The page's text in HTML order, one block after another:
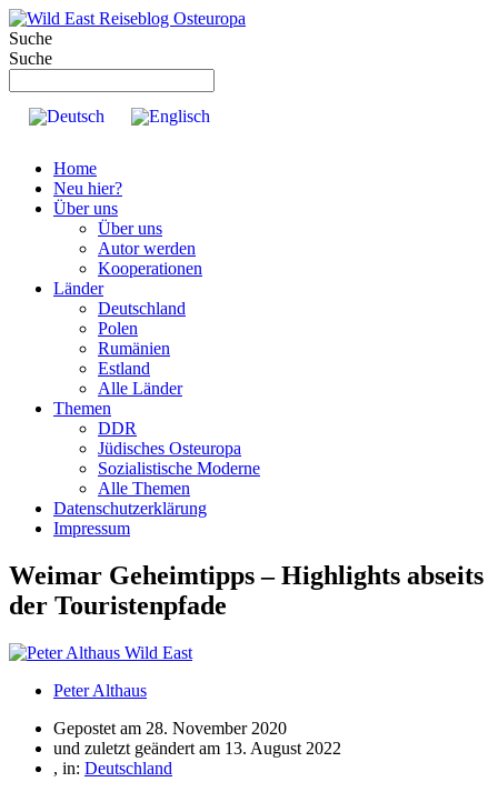
Zum
Inhalt
springen
Suche
Suche
Home
Neu hier?
Über uns
Über uns
Autor werden
Kooperationen
Länder
Deutschland
Polen
Rumänien
Estland
Alle Länder
Themen
DDR
Jüdisches Osteuropa
Sozialistische Moderne
Alle Themen
Datenschutzerklärung
Impressum
Weimar Geheimtipps – Highlights abseits
der Touristenpfade
Peter Althaus
Gepostet am 28. November 2020
und zuletzt geändert am 13. August 2022
, in: Deutschland